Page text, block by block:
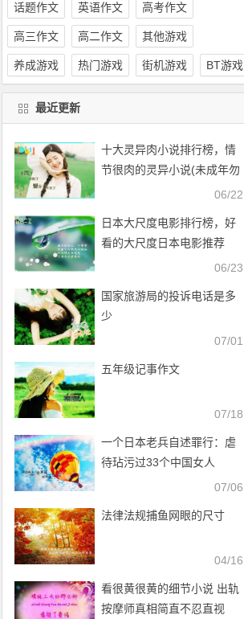
话题作文 英语作文 高考作文
高三作文 高二作文 其他游戏
养成游戏 热门游戏 街机游戏 BT游戏
最近更新
十大灵异肉小说排行榜，情
节很肉的灵异小说(未成年勿
06/22
日本大尺度电影排行榜，好
看的大尺度日本电影推荐
06/23
国家旅游局的投诉电话是多
少
07/01
五年级记事作文
07/18
一个日本老兵自述罪行：虐
待玷污过33个中国女人
07/06
法律法规捕鱼网眼的尺寸
04/16
看很黄很黄的细节小说 出轨
按摩师真相简直不忍直视